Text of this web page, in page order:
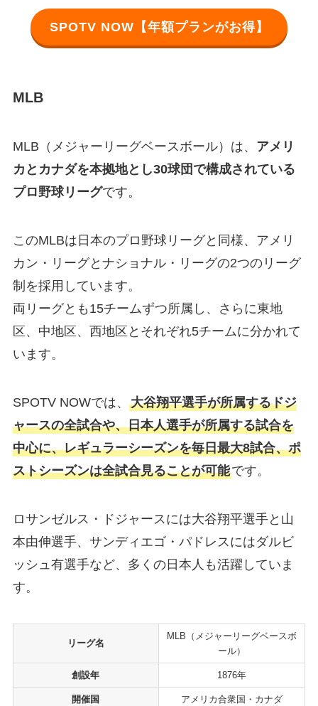
SPOTV NOW【年額プランがお得】
MLB
MLB（メジャーリーグベースボール）は、 アメリ
カとカナダを本拠地とし30球団で構成されている
プロ野球リーグです。
このMLBは日本のプロ野球リーグと同様、アメリ
カン・リーグとナショナル・リーグの2つのリーグ
制を採用しています。
両リーグとも15チームずつ所属し、さらに東地
区、中地区、西地区とそれぞれ5チームに分かれて
います。
SPOTV NOWでは、 大谷翔平選手が所属するドジ
ャースの全試合や、日本人選手が所属する試合を
中心に、レギュラーシーズンを毎日最大8試合、ポ
ストシーズンは全試合見ることが可能です。
ロサンゼルス・ドジャースには大谷翔平選手と山
本由伸選手、サンディエゴ・パドレスにはダルビ
ッシュ有選手など、多くの日本人も活躍していま
す。
リーグ名
MLB（メジャーリーグベースボ
ール）
創設年 1876年
開催国 アメリカ合衆国・カナダ